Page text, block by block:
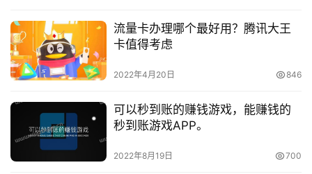
流量卡办理哪个最好用？腾讯大王
卡值得考虑
2022年4月20日 846
可以秒到账的赚钱游戏，能赚钱的
秒到账游戏APP。
2022年8月19日 700